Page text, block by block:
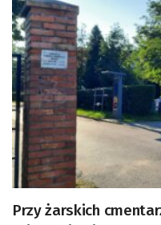
Przy żarskich